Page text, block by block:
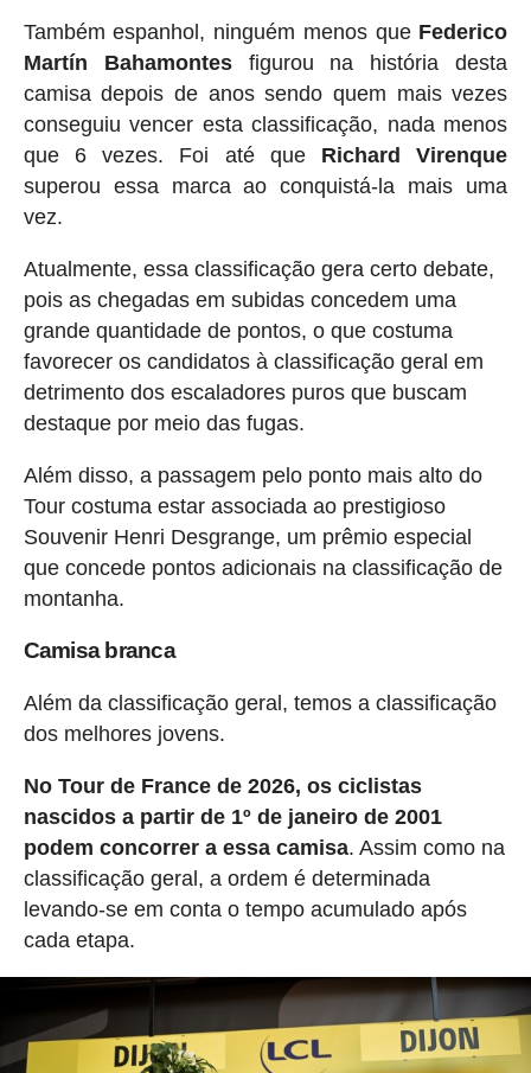
Também espanhol, ninguém menos que Federico
Martín Bahamontesfigurou na história desta
camisa depois de anos sendo quem mais vezes
conseguiu vencer esta classificação, nada menos
que 6 vezes. Foi até que Richard Virenque
superou essa marca ao conquistá-la mais uma
vez.
Atualmente, essa classificação gera certo debate,
pois as chegadas em subidas concedem uma
grande quantidade de pontos, o que costuma
favorecer os candidatos à classificação geral em
detrimento dos escaladores puros que buscam
destaque por meio das fugas.
Além disso, a passagem pelo ponto mais alto do
Tour costuma estar associada ao prestigioso
Souvenir Henri Desgrange, um prêmio especial
que concede pontos adicionais na classificação de
montanha.
Camisa branca
Além da classificação geral, temos a classificação
dos melhores jovens.
No Tour de France de 2026, os ciclistas
nascidos a partir de 1º de janeiro de 2001
podem concorrer a essa camisa. Assim como na
classificação geral, a ordem é determinada
levando-se em conta o tempo acumulado após
cada etapa.